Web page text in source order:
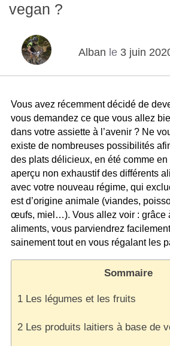
vegan ?
Alban le 3 juin
Vous avez récemment décidé de
vous demandez ce que vous allez
dans votre assiette à l’avenir ? Ne
existe de nombreuses possibilités
des plats délicieux, en été comme
aperçu non exhaustif des différents
avec votre nouveau régime, qui
est d’origine animale (viandes,
œufs, miel…). Vous allez voir : grâce
aliments, vous parviendrez
sainement tout en vous régalant les
Sommaire
1 Les légumes et les fruits
2 Les produits laitiers à base de